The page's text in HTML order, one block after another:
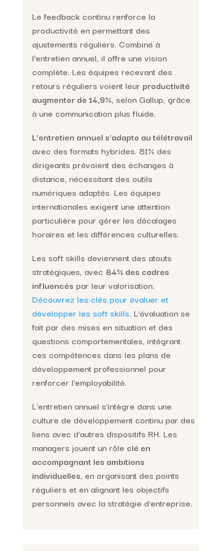
Le feedback continu renforce la
productivité en permettant des
ajustements réguliers. Combiné à
l’entretien annuel, il offre une vision
complète. Les équipes recevant des
retours réguliers voient leur productivité
augmenter de 14,9%, selon Gallup, grâce
à une communication plus fluide.
L’entretien annuel s’adapte au télétravail
avec des formats hybrides. 81% des
dirigeants prévoient des échanges à
distance, nécessitant des outils
numériques adaptés. Les équipes
internationales exigent une attention
particulière pour gérer les décalages
horaires et les différences culturelles.
Les soft skills deviennent des atouts
stratégiques, avec 84% des cadres
influencés par leur valorisation.
Découvrez les clés pour évaluer et
développer les soft skills. L’évaluation se
fait par des mises en situation et des
questions comportementales, intégrant
ces compétences dans les plans de
développement professionnel pour
renforcer l’employabilité.
L’entretien annuel s’intègre dans une
culture de développement continu par des
liens avec d’autres dispositifs RH. Les
managers jouent un rôle clé en
accompagnant les ambitions
individuelles, en organisant des points
réguliers et en alignant les objectifs
personnels avec la stratégie d’entreprise.